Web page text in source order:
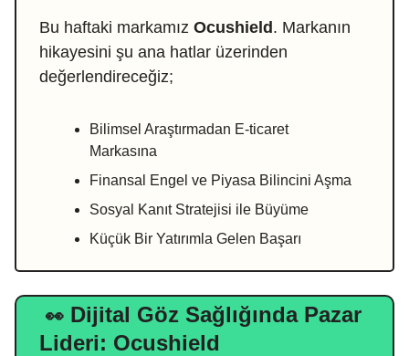
Bu haftaki markamız Ocushield. Markanın
hikayesini şu ana hatlar üzerinden
değerlendireceğiz;
Bilimsel Araştırmadan E-ticaret
Markasına
Finansal Engel ve Piyasa Bilincini Aşma
Sosyal Kanıt Stratejisi ile Büyüme
Küçük Bir Yatırımla Gelen Başarı
👀 Dijital Göz Sağlığında Pazar
Lideri: Ocushield